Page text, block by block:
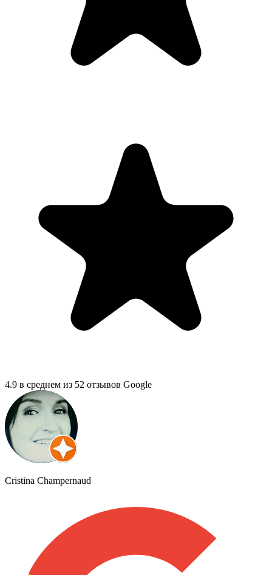
4.9 в среднем из 52 отзывов Google
Cristina Champernaud